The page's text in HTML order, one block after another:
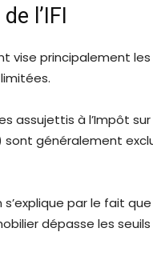
l’IFI
vise principalement
assujettis à l’Impôt
sont généralement
par le fait
dépasse les